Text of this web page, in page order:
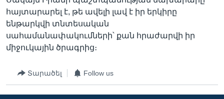
հայտարարել է, թե ավելի լավ է իր երկիրը
ենթարկվի տնտեսական
սահամանափակումների՝ քան հրաժարվի իր
միջուկային ծրագրից։
Տարածել Follow us